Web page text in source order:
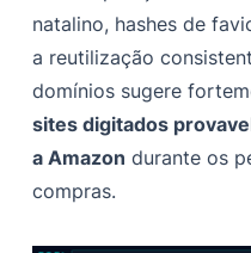
natalino, hashes de
a reutilização
domínios sugere
sites digitados
a Amazon durante os
compras.